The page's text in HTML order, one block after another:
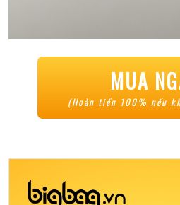
MUA
(Hoàn tiền 100% nếu